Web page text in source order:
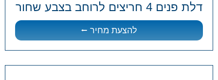
דלת פנים 4 חריצים לרוחב בצבע שחור
להצעת מחיר ⭠